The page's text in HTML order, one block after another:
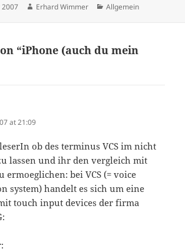
Author
Erhard Wimmer Categories
Allgemein
“iPhone (auch du mein
at 21:09
ob des terminus VCS im nicht
lassen und ihr den vergleich mit
ermoeglichen: bei VCS (= voice
system) handelt es sich um eine
touch input devices der firma